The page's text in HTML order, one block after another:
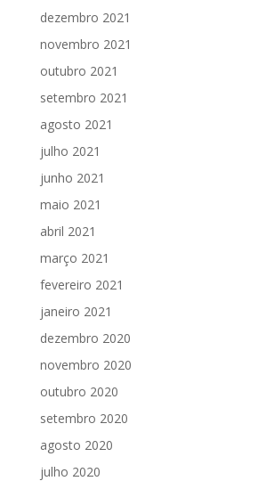
dezembro 2021
novembro 2021
outubro 2021
setembro 2021
agosto 2021
julho 2021
junho 2021
maio 2021
abril 2021
março 2021
fevereiro 2021
janeiro 2021
dezembro 2020
novembro 2020
outubro 2020
setembro 2020
agosto 2020
julho 2020